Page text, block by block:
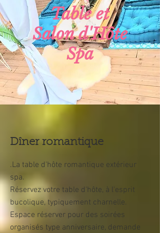
Table et
Salon d'Hôte
Spa
Dîner romantique
.La table d'hôte romantique extérieur
spa.
Réservez votre table d'hôte, à l'esprit
bucolique, typiquement charnelle.
Espace réserver pour des soirées
organisés type anniversaire, demande